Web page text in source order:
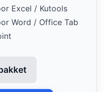
Excel / Kutools
Word / Office Tab